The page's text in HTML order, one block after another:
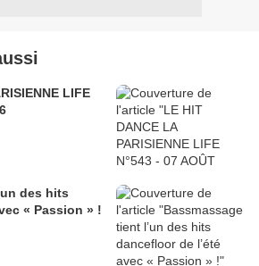
LIFE
des hits
« Passion » !